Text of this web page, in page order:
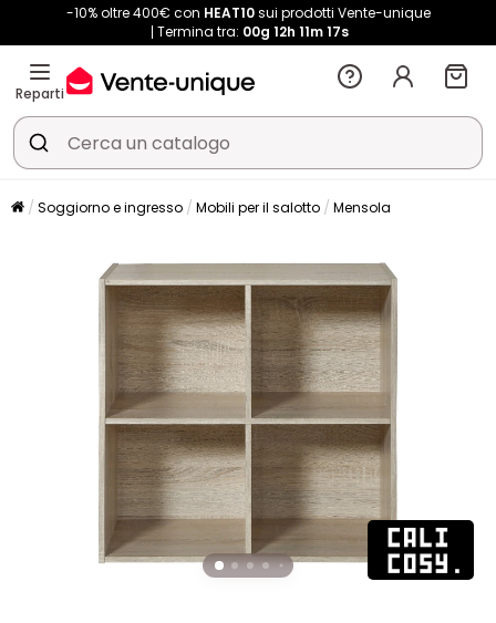
-10% oltre 400€ con HEAT10sui prodotti Vente-unique
Termina tra: 00g 12h 11m16s
Reparti
Soggiorno e ingresso Mobili per il salotto Mensola